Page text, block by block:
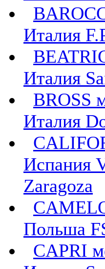
Италия
Италия
BROSS
Италия
Испания
Zaragoza
Польша
CAPRI